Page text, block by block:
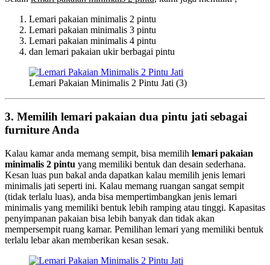
Lemari pakaian minimalis 2 pintu
Lemari pakaian minimalis 3 pintu
Lemari pakaian minimalis 4 pintu
dan lemari pakaian ukir berbagai pintu
Lemari Pakaian Minimalis 2 Pintu Jati (3)
3. Memilih lemari pakaian dua pintu jati sebagai
furniture Anda
Kalau kamar anda memang sempit, bisa memilih lemari pakaian
minimalis 2 pintu yang memiliki bentuk dan desain sederhana.
Kesan luas pun bakal anda dapatkan kalau memilih jenis lemari
minimalis jati seperti ini. Kalau memang ruangan sangat sempit
(tidak terlalu luas), anda bisa mempertimbangkan jenis lemari
minimalis yang memiliki bentuk lebih ramping atau tinggi. Kapasitas
penyimpanan pakaian bisa lebih banyak dan tidak akan
mempersempit ruang kamar. Pemilihan lemari yang memiliki bentuk
terlalu lebar akan memberikan kesan sesak.